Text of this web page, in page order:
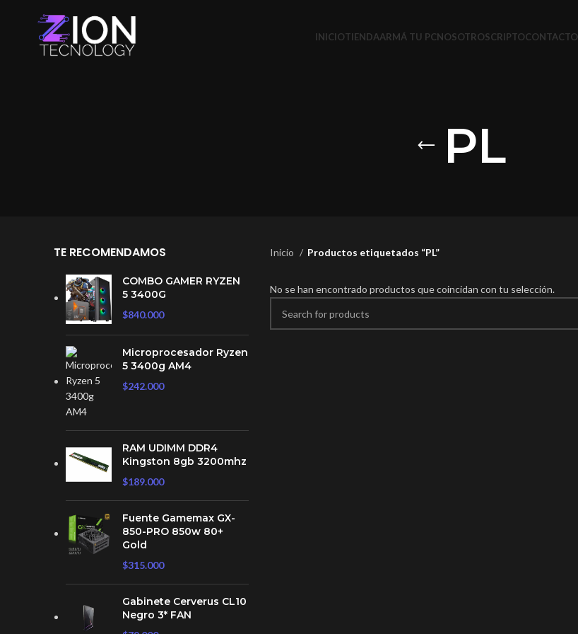
INICIOTIENDAARMÁ TU PCNOSOTROSCRIPTOCONTACTO
PL
TE RECOMENDAMOS
COMBO GAMER RYZEN
5 3400G
$840.000
Microprocesador Ryzen
5 3400g AM4
$242.000
RAM UDIMM DDR4
Kingston 8gb 3200mhz
$189.000
Fuente Gamemax GX-
850-PRO 850w 80+
Gold
$315.000
Gabinete Cerverus CL10
Negro 3* FAN
Inicio Productos etiquetados “PL”
No se han encontrado productos que coincidan con tu selección.